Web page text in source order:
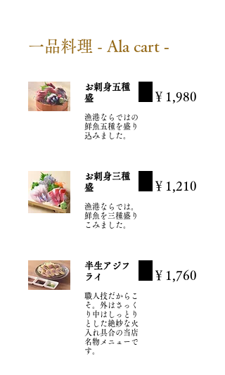
一品料理 - Ala cart ‐
お刺身五種
盛
漁港ならではの
鮮魚五種を盛り
込みました。
￥1,980
お刺身三種
盛
漁港ならでは。
鮮魚を三種盛り
こみました。
￥1,210
半生アジフ
ライ
職人技だからこ
そ。外はさっく
り中はしっとり
とした絶妙な火
入れ具合の当店
名物メニューで
す。
￥1,760